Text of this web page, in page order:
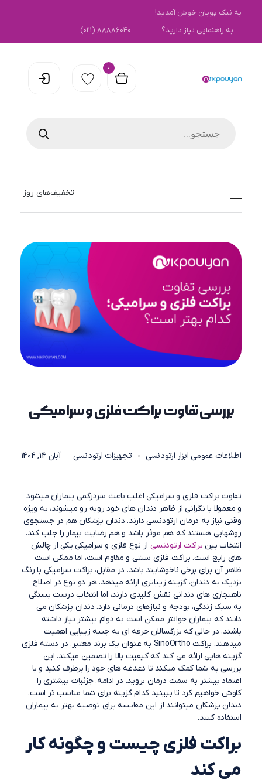
به نیک پویان خوش آمدید!
به راهنمایی نیاز دارید؟
۸۸۸۸۶۰۴۰ (۰۲۱)
0
تخفیف‌های روز
بررسی تفاوت براکت فلزی و سرامیکی
آبان 14, 1404 اطلاعات عمومی ابزار ارتودنسی تجهیزات ارتودنسی
تفاوت براکت فلزی و سرامیکی اغلب باعث سردرگمی بیماران میشود
و معمولا با نگرانی از ظاهر دندان های خود روبه رو میشوند، به ویژه
وقتی نیاز به درمان ارتودنسی دارند. دندان پزشکان هم در جستجوی
روشهایی هستند که هم موثر باشد و هم رضایت بیمار را جلب کند.
انتخاب بین براکت ارتودنسی از نوع فلزی و سرامیکی یکی از چالش
های رایج است. براکت فلزی سنتی و مقاوم است، اما ممکن است
ظاهر آن برای برخی ناخوشایند باشد. در مقابل، براکت سرامیکی با رنگ
نزدیک به دندان، گزینه زیباتری ارائه میدهد. هر دو نوع در اصلاح
ناهنجاری های دندانی نقش کلیدی دارند، اما انتخاب درست بستگی
به سبک زندگی، بودجه و نیازهای درمانی دارد. دندان پزشکان می
دانند که بیماران جوانتر ممکن است به دوام بیشتر نیاز داشته
باشند، در حالی که بزرگسالان حرفه ای به جنبه زیبایی اهمیت
میدهند. براکت SinoOrtho به عنوان یک برند معتبر، در دسته فلزی
گزینه هایی ارائه می کند که کیفیت بالا را تضمین میکند. این
بررسی به شما کمک میکند تا دغدغه های خود را برطرف کنید و با
اعتماد بیشتر به سمت درمان بروید. در ادامه، جزئیات بیشتری را
کاوش خواهیم کرد تا ببینید کدام گزینه برای شما مناسب تر است.
دندان پزشکان میتوانند از این مقایسه برای توصیه بهتر به بیماران
استفاده کنند.
براکت فلزی چیست و چگونه کار
می کند